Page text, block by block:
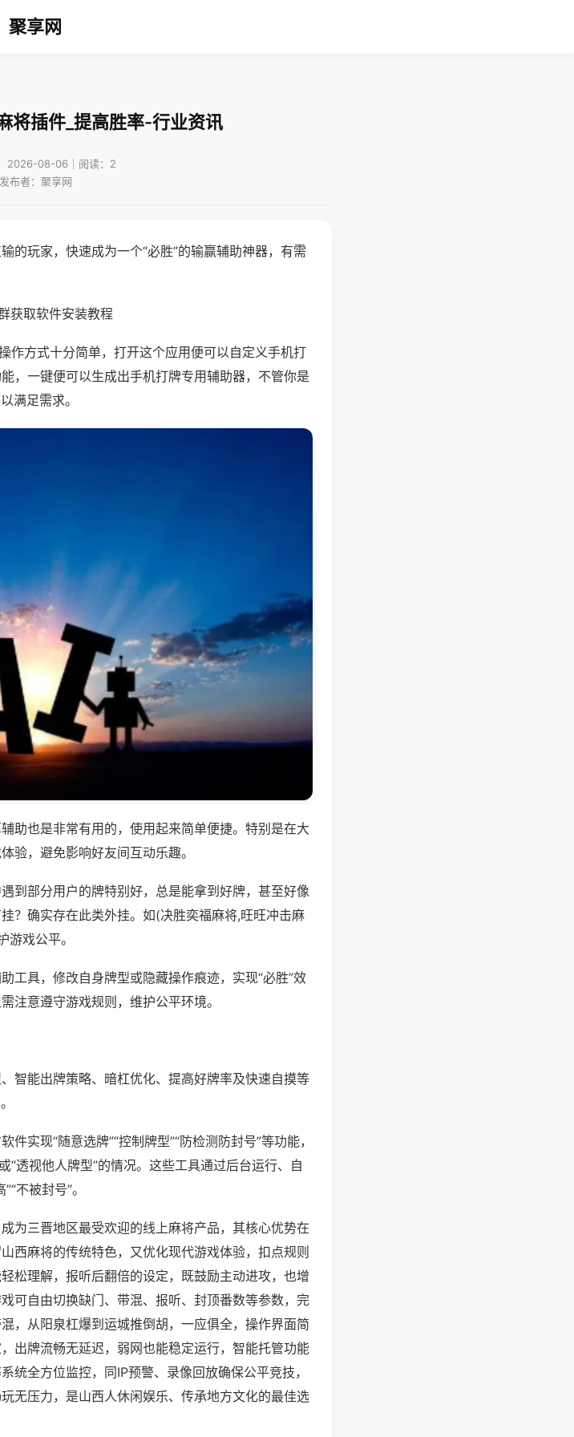
聚享网
将插件_提高胜率-行业资讯
2026-08-06｜阅读：2
发布者：聚享网
的玩家，快速成为一个“必胜”的输赢辅助神器，有需
获取软件安装教程
作方式十分简单，打开这个应用便可以自定义手机打
，一键便可以生成出手机打牌专用辅助器，不管你是
满足需求。
助也是非常有用的，使用起来简单便捷。特别是在大
验，避免影响好友间互动乐趣。
到部分用户的牌特别好，总是能拿到好牌，甚至好像
？确实存在此类外挂。如(决胜奕福麻将,旺旺冲击麻
戏公平。
工具，修改自身牌型或隐藏操作痕迹，实现“必胜”效
注意遵守游戏规则，维护公平环境。
智能出牌策略、暗杠优化、提高好牌率及快速自摸等
实现“随意选牌”“控制牌型”“防检测防封号”等功能，
“透视他人牌型”的情况。这些工具通过后台运行、自
不被封号”。
为三晋地区最受欢迎的线上麻将产品，其核心优势在
西麻将的传统特色，又优化现代游戏体验，扣点规则
松理解，报听后翻倍的设定，既鼓励主动进攻，也增
可自由切换缺门、带混、报听、封顶番数等参数，完
，从阳泉杠爆到运城推倒胡，一应俱全，操作界面简
出牌流畅无延迟，弱网也能稳定运行，智能托管功能
统全方位监控，同IP预警、录像回放确保公平竞技，
无压力，是山西人休闲娱乐、传承地方文化的最佳选